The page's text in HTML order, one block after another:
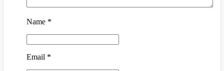
Name *
Email *